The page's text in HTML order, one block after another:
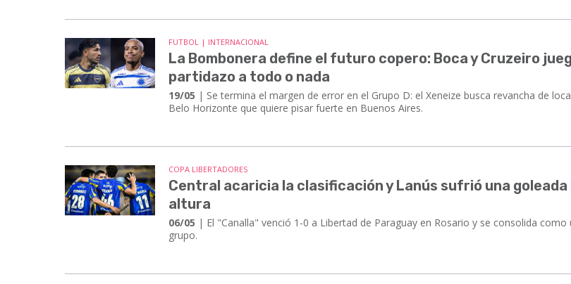
FUTBOL | INTERNACIONAL
La Bombonera define el futuro copero: Boca y Cruzeiro
partidazo a todo o nada
19/05 | Se termina el margen de error en el Grupo D: el Xeneize busca revancha de
Belo Horizonte que quiere pisar fuerte en Buenos Aires.
COPA LIBERTADORES
Central acaricia la clasificación y Lanús sufrió una
altura
06/05 | El "Canalla" venció 1-0 a Libertad de Paraguay en Rosario y se consolida como
grupo.